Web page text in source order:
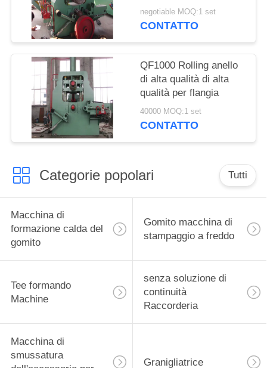
manuale del
macchinario
negotiable MOQ:1 set
CONTATTO
QF1000 Rolling anello
di alta qualità di alta
qualità per flangia
40000 MOQ:1 set
CONTATTO
Categorie popolari Tutti
Macchina di
formazione calda del
gomito
Gomito macchina di
stampaggio a freddo
Tee formando
Machine
senza soluzione di
continuità
Raccorderia
Macchina di
smussatura
Granigliatrice